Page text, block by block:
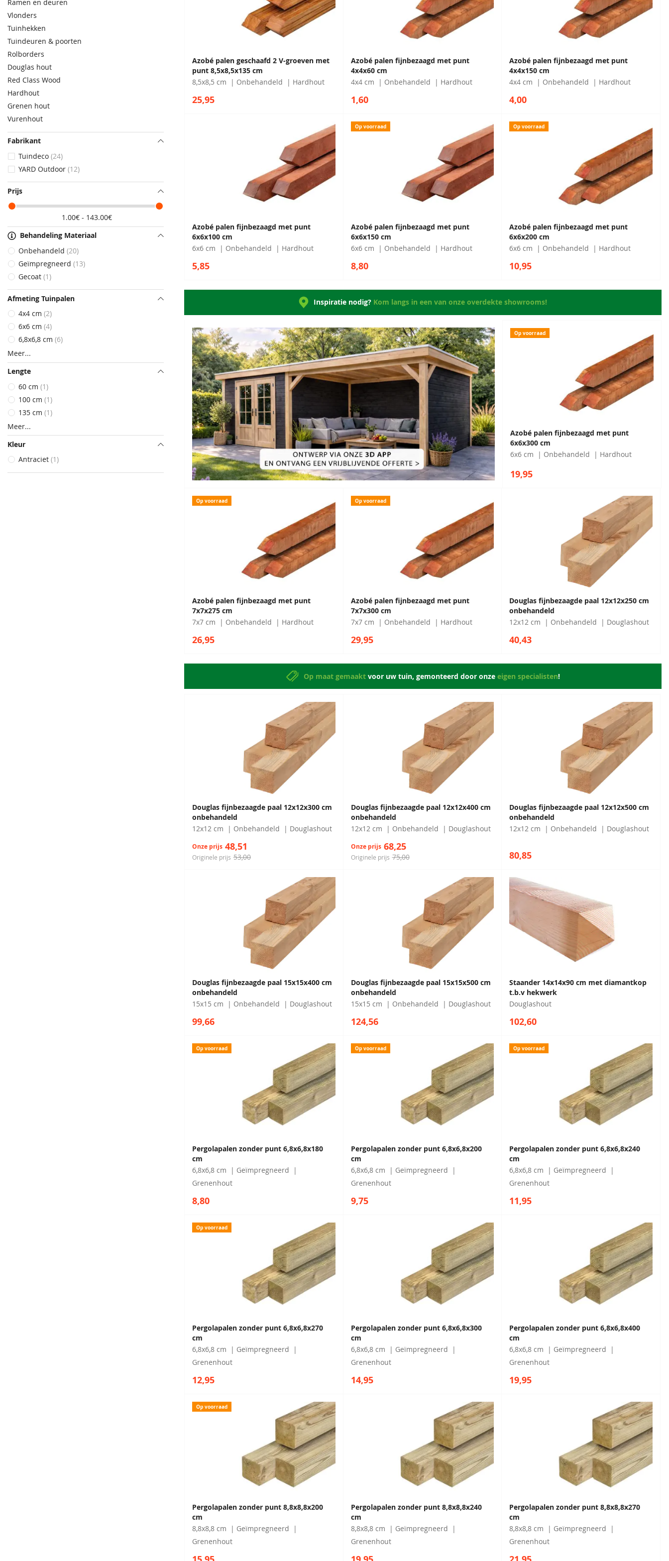
Azobé palen geschaafd 2 V-groeven met
punt 8,5x8,5x135 cm
8,5x8,5 cm
Onbehandeld Hardhout
25,95
Azobé palen fijnbezaagd met punt
4x4x60 cm
4x4 cm
Onbehandeld Hardhout
1,60
Azobé palen fijnbezaagd met punt
4x4x150 cm
4x4 cm
Onbehandeld Hardhout
4,00
Azobé palen fijnbezaagd met punt
6x6x100 cm
6x6 cm
Onbehandeld Hardhout
5,85
Op voorraad
Azobé palen fijnbezaagd met punt
6x6x150 cm
6x6 cm
Onbehandeld Hardhout
8,80
Op voorraad
Azobé palen fijnbezaagd met punt
6x6x200 cm
6x6 cm
Onbehandeld Hardhout
10,95
Inspiratie nodig? Kom langs in een van onze overdekte showrooms!
Op voorraad
Azobé palen fijnbezaagd met punt
6x6x300 cm
6x6 cm
Onbehandeld Hardhout
19,95
Op voorraad
Azobé palen fijnbezaagd met punt
7x7x275 cm
7x7 cm
Onbehandeld Hardhout
26,95
Op voorraad
Azobé palen fijnbezaagd met punt
7x7x300 cm
7x7 cm
Onbehandeld Hardhout
29,95
Douglas fijnbezaagde paal 12x12x250 cm
onbehandeld
12x12 cm
Onbehandeld Douglashout
40,43
Op maat gemaaktvoor uw tuin, gemonteerd door onze eigen specialisten!
Douglas fijnbezaagde paal 12x12x300 cm
onbehandeld
12x12 cm
Onbehandeld Douglashout
Originele prijs 53,00
Onze prijs 48,51
Douglas fijnbezaagde paal 12x12x400 cm
onbehandeld
12x12 cm
Onbehandeld Douglashout
Originele prijs 75,00
Onze prijs 68,25
Douglas fijnbezaagde paal 12x12x500 cm
onbehandeld
12x12 cm
Onbehandeld Douglashout
80,85
Douglas fijnbezaagde paal 15x15x400 cm
onbehandeld
15x15 cm
Onbehandeld Douglashout
99,66
Douglas fijnbezaagde paal 15x15x500 cm
onbehandeld
15x15 cm
Onbehandeld Douglashout
124,56
Staander 14x14x90 cm met diamantkop
t.b.v hekwerk
Douglashout
102,60
Op voorraad
Pergolapalen zonder punt 6,8x6,8x180
cm
6,8x6,8 cm
Geïmpregneerd
Grenenhout
8,80
Op voorraad
Pergolapalen zonder punt 6,8x6,8x200
cm
6,8x6,8 cm
Geïmpregneerd
Grenenhout
9,75
Op voorraad
Pergolapalen zonder punt 6,8x6,8x240
cm
6,8x6,8 cm
Geïmpregneerd
Grenenhout
11,95
Op voorraad
Pergolapalen zonder punt 6,8x6,8x270
cm
6,8x6,8 cm
Geïmpregneerd
Grenenhout
12,95
Pergolapalen zonder punt 6,8x6,8x300
cm
6,8x6,8 cm
Geïmpregneerd
Grenenhout
14,95
Pergolapalen zonder punt 6,8x6,8x400
cm
6,8x6,8 cm
Geïmpregneerd
Grenenhout
19,95
Op voorraad
Pergolapalen zonder punt 8,8x8,8x200
cm
8,8x8,8 cm
Geïmpregneerd
Grenenhout
Pergolapalen zonder punt 8,8x8,8x240
cm
8,8x8,8 cm
Geïmpregneerd
Grenenhout
Pergolapalen zonder punt 8,8x8,8x270
cm
8,8x8,8 cm
Geïmpregneerd
Grenenhout
Ramen en deuren
Vlonders
Tuinhekken
Tuindeuren & poorten
Rolborders
Douglas hout
Red Class Wood
Hardhout
Grenen hout
Vurenhout
Fabrikant
Tuindeco 24
YARD Outdoor 12
Prijs
1.00€ - 143.00€
Behandeling Materiaal
Onbehandeld 20
Geïmpregneerd 13
Gecoat 1
Afmeting Tuinpalen
4x4 cm 2
6x6 cm 4
6,8x6,8 cm 6
Meer
Lengte
60 cm 1
100 cm 1
135 cm 1
Meer
Kleur
Antraciet 1